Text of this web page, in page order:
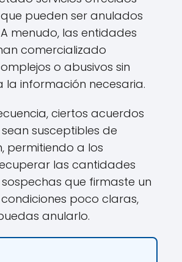
pueden ser anulados
menudo, las entidades
comercializado
o abusivos sin
información necesaria.
ciertos acuerdos
susceptibles de
permitiendo a los
las cantidades
que firmaste un
poco claras,
anularlo.